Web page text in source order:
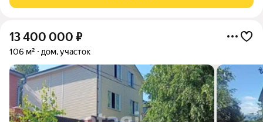
13 400 000 ₽
106 м² дом, участок